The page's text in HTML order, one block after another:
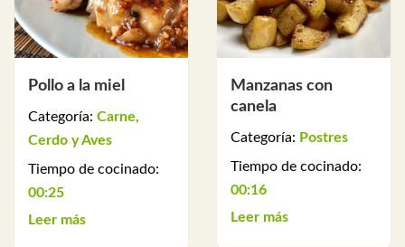
Pollo a la miel
Categoría: Carne,
Cerdo y Aves
Tiempo de cocinado:
00:25
Leer más
Manzanas con
canela
Categoría: Postres
Tiempo de cocinado:
00:16
Leer más